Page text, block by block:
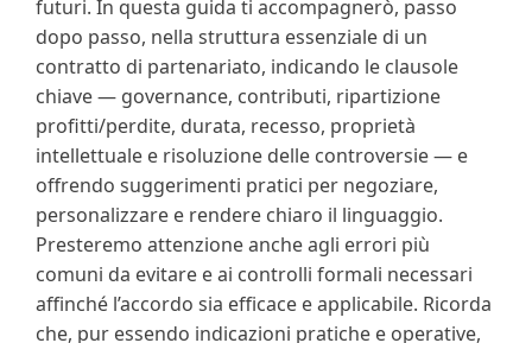
futuri. In questa guida ti accompagnerò, passo
dopo passo, nella struttura essenziale di un
contratto di partenariato, indicando le clausole
chiave — governance, contributi, ripartizione
profitti/perdite, durata, recesso, proprietà
intellettuale e risoluzione delle controversie — e
offrendo suggerimenti pratici per negoziare,
personalizzare e rendere chiaro il linguaggio.
Presteremo attenzione anche agli errori più
comuni da evitare e ai controlli formali necessari
affinché l’accordo sia efficace e applicabile. Ricorda
che, pur essendo indicazioni pratiche e operative,